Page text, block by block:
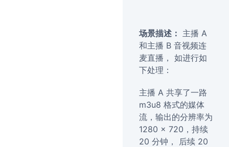
场景描述： 主播 A
和主播 B 音视频连
麦直播， 如进行如
下处理：
主播 A 共享了一路
m3u8 格式的媒体
流，输出的分辨率为
1280 × 720，持续
20 分钟， 后续 20